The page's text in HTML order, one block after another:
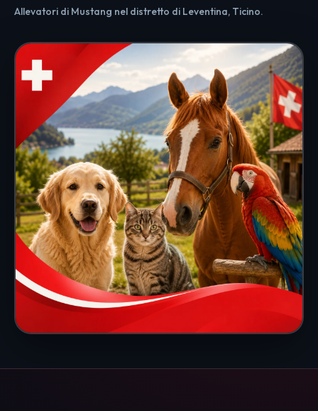
Allevatori di Mustang nel distretto di Leventina, Ticino.